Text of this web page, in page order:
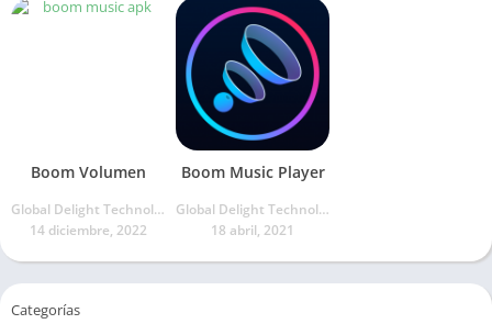
Boom Volumen
Global Delight Technologies Pvt. Ltd.
14 diciembre, 2022
Boom Music Player
Global Delight Technologies Pvt. Ltd.
18 abril, 2021
Categorías